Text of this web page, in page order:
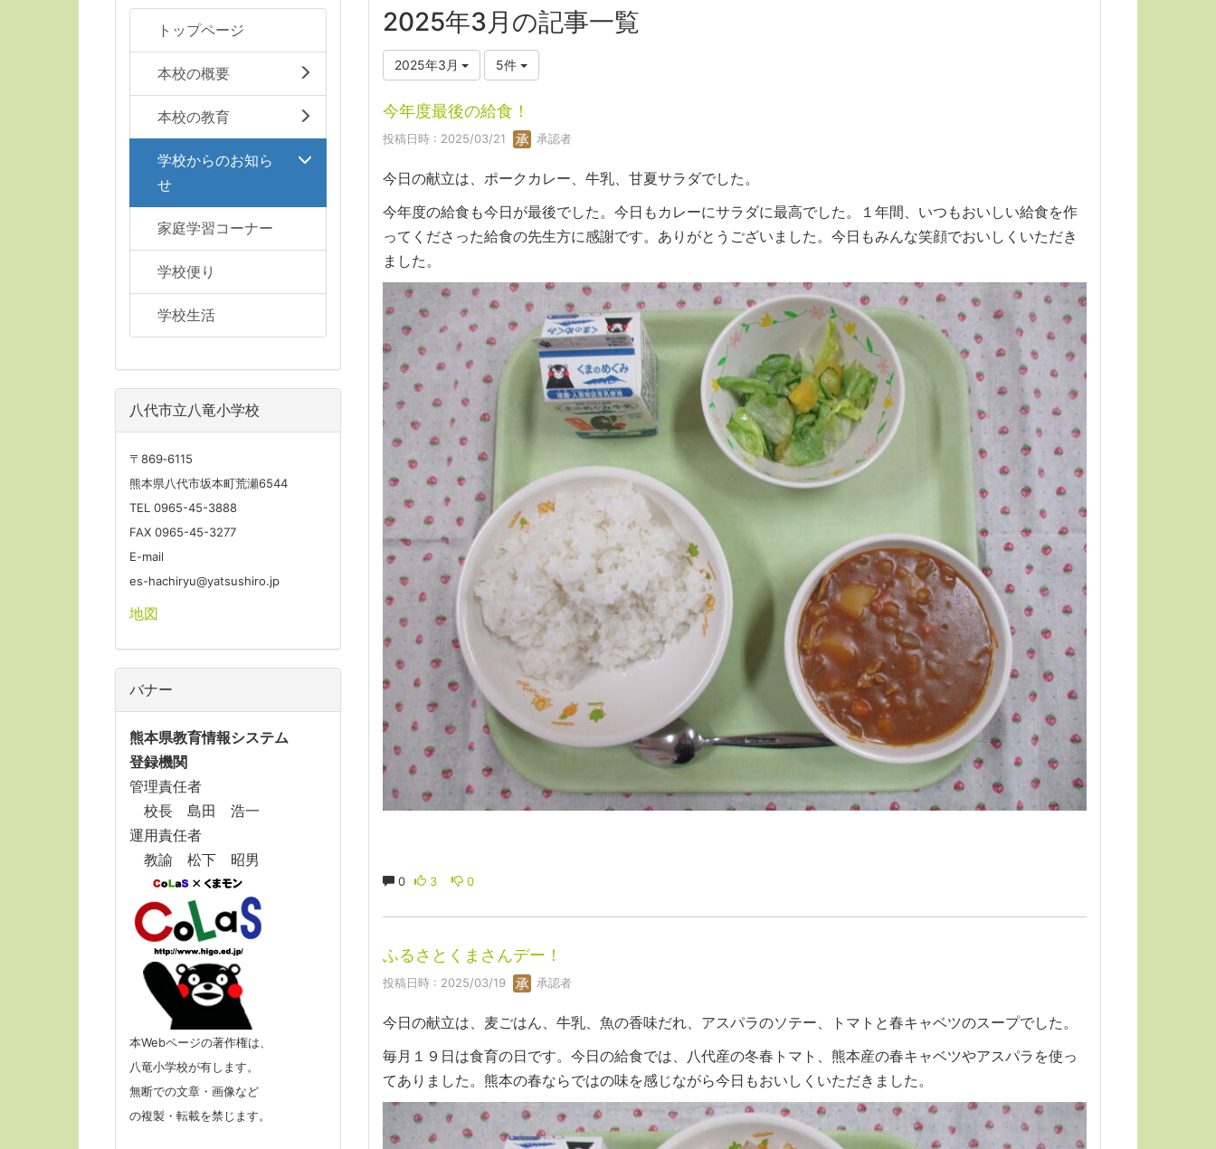
2025年3月の記事一覧
2025年3月 5件
今年度最後の給食！
投稿日時 : 2025/03/21 承認者
今日の献立は、ポークカレー、牛乳、甘夏サラダでした。
今年度の給食も今日が最後でした。今日もカレーにサラダに最高でした。１年間、いつもおいしい給食を作
ってくださった給食の先生方に感謝です。ありがとうございました。今日もみんな笑顔でおいしくいただき
ました。
0 3 0
ふるさとくまさんデー！
投稿日時 : 2025/03/19 承認者
今日の献立は、麦ごはん、牛乳、魚の香味だれ、アスパラのソテー、トマトと春キャベツのスープでした。
毎月１９日は食育の日です。今日の給食では、八代産の冬春トマト、熊本産の春キャベツやアスパラを使っ
てありました。熊本の春ならではの味を感じながら今日もおいしくいただきました。
トップページ
本校の概要
本校の教育
学校からのお知ら
せ
家庭学習コーナー
学校便り
学校生活
八代市立八竜小学校
〒869‐6115
熊本県八代市坂本町荒瀬6544
TEL 0965-45-3888
FAX 0965-45-3277
E-mail
es-hachiryu@yatsushiro.jp
地図
バナー
熊本県教育情報システム
登録機関
管理責任者
校長 島田 浩一
運用責任者
教諭 松下 昭男
本Webページの著作権は、
八竜小学校が有します。
無断での文章・画像など
の複製・転載を禁じます。